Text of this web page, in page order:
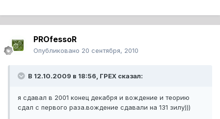
PROfessoR
Опубликовано 20 сентября, 2010
В 12.10.2009 в 18:56, ГРЕХ сказал:
я сдавал в 2001 конец декабря и вождение и теорию
сдал с первого раза.вождение сдавали на 131 зилу)))